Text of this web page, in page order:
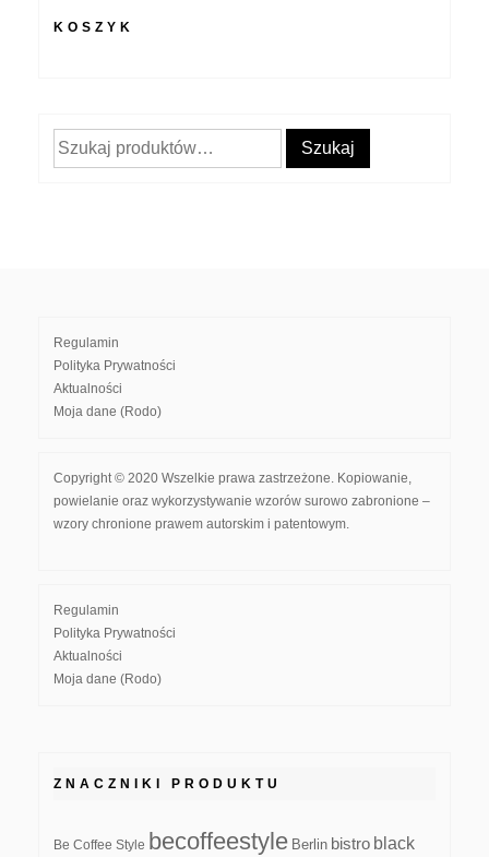
KOSZYK
Szukaj: Szukaj
Regulamin
Polityka Prywatności
Aktualności
Moja dane (Rodo)
Copyright © 2020 Wszelkie prawa zastrzeżone. Kopiowanie,
powielanie oraz wykorzystywanie wzorów surowo zabronione –
wzory chronione prawem autorskim i patentowym.
Regulamin
Polityka Prywatności
Aktualności
Moja dane (Rodo)
ZNACZNIKI PRODUKTU
Be Coffee Style becoffeestyle Berlin bistro black